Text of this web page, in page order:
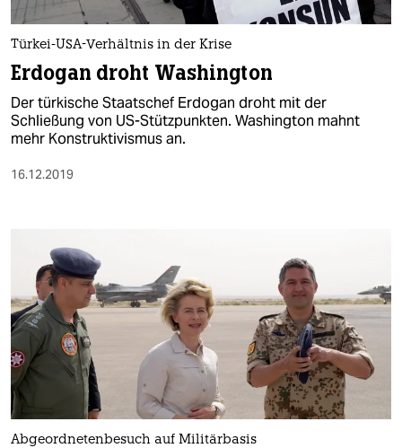
nord
wahrheit
verlag
fragen & hilfe
unterstützen
abo
genossenschaft
epaper login
Türkei-USA-Verhältnis in der Krise
Erdogan droht Washington
Der türkische Staatschef Erdogan droht mit der
Schließung von US-Stützpunkten. Washington mahnt
mehr Konstruktivismus an.
16.12.2019
Abgeordnetenbesuch auf Militärbasis